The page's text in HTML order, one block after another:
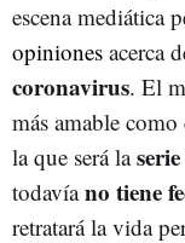
escena mediática
opiniones acerca
coronavirus. El
más amable
la que será la
todavíano tiene
retratará la vida